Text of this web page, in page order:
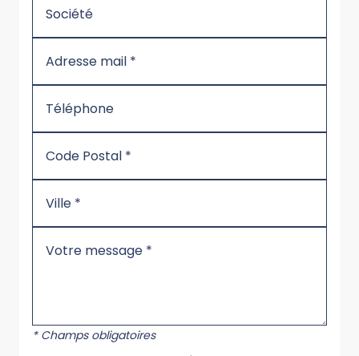
* Champs obligatoires